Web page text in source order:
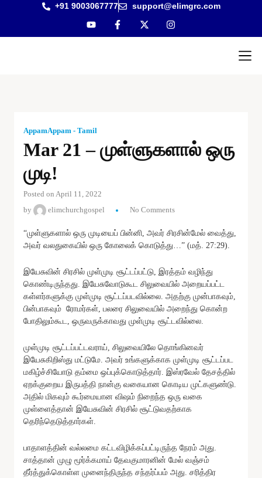
+91 9003067777 support@elimgrc.com
AppamAppam - Tamil
Mar 21 – முள்ளுகளால் ஒரு
முடி!
Posted on April 11, 2022
by
elimchurchgospel No Comments
“முள்ளுகளால் ஒரு முடியைப் பின்னி, அவர் சிரசின்மேல் வைத்து,
அவர் வலதுகையில் ஒரு கோலைக் கொடுத்து…” (மத். 27:29).
இயேசுவின் சிரசில் முள்முடி சூட்டப்பட்டு, இரத்தம் வழிந்து
கொண்டிருந்தது. இயேசுவோடுகூட சிலுவையில் அறையப்பட்ட
கள்ளர்களுக்கு முள்முடி சூட்டப்படவில்லை. அதற்கு முன்பாகவும்,
பின்பாகவும் ரோமர்கள், பலரை சிலுவையில் அறைந்து கொன்ற
போதிலும்கூட, ஒருவருக்காவது முள்முடி சூட்டவில்லை.
முள்முடி சூட்டப்பட்டவராய், சிலுவையிலே தொங்கினவர்
இயேசுகிறிஸ்து மட்டுமே. அவர் உங்களுக்காக முள்முடி சூட்டப்பட
மகிழ்ச்சியோடு தம்மை ஒப்புக்கொடுத்தார். இஸ்ரவேல் தேசத்தில்
ஏறக்குறைய இருபத்தி நான்கு வகையான கொடிய முட்களுண்டு.
அதில் மிகவும் கூர்மையான விஷம் நிறைந்த ஒரு வகை
முள்ளைத்தான் இயேசுவின் சிரசில் சூட்டுவதற்காக
தெரிந்தெடுத்தார்கள்.
பாதாளத்தின் வல்லமை கட்டவிழிக்கப்பட்டிருந்த நேரம் அது.
சாத்தான் முழு மூர்க்கமாய் தேவகுமாரனின் மேல் வஞ்சம்
தீர்த்துக்கொள்ள முனைந்திருந்த சந்தர்ப்பம் அது. சரித்திர